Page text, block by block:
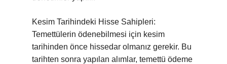
Kesim Tarihindeki Hisse Sahipleri:
Temettülerin ödenebilmesi için kesim
tarihinden önce hissedar olmanız gerekir. Bu
tarihten sonra yapılan alımlar, temettü ödeme